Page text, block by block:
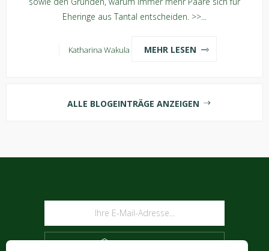
Eheringe aus Tantal entscheiden. >>...
Katharina Wakula MEHR LESEN
ALLE BLOGEINTRÄGE ANZEIGEN
ABONNIEREN